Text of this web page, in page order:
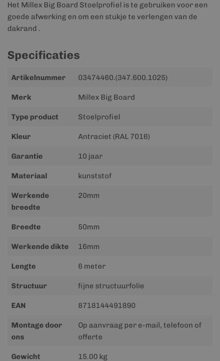
Het Millex Big Board Stoelprofiel is te gebruiken voor een
goede afwerking en om een stukje te verlengen van de
dakrand .
Specificaties
Meer
Artikelnummer 03474460.(347.600.1025)
Merk Millex Big Board
Type product Stoelprofiel
Kleur Antraciet (RAL 7016)
Garantie 10 jaar
Materiaal kunststof
Werkende
breedte
20mm
Breedte 50mm
Werkende dikte 16mm
Lengte 6 meter
Structuur fijne structuurfolie
EAN 8718144491890
Montage door
ons
Op aanvraag per e-mail, telefoon of
offerte
Gewicht 15.00 kg